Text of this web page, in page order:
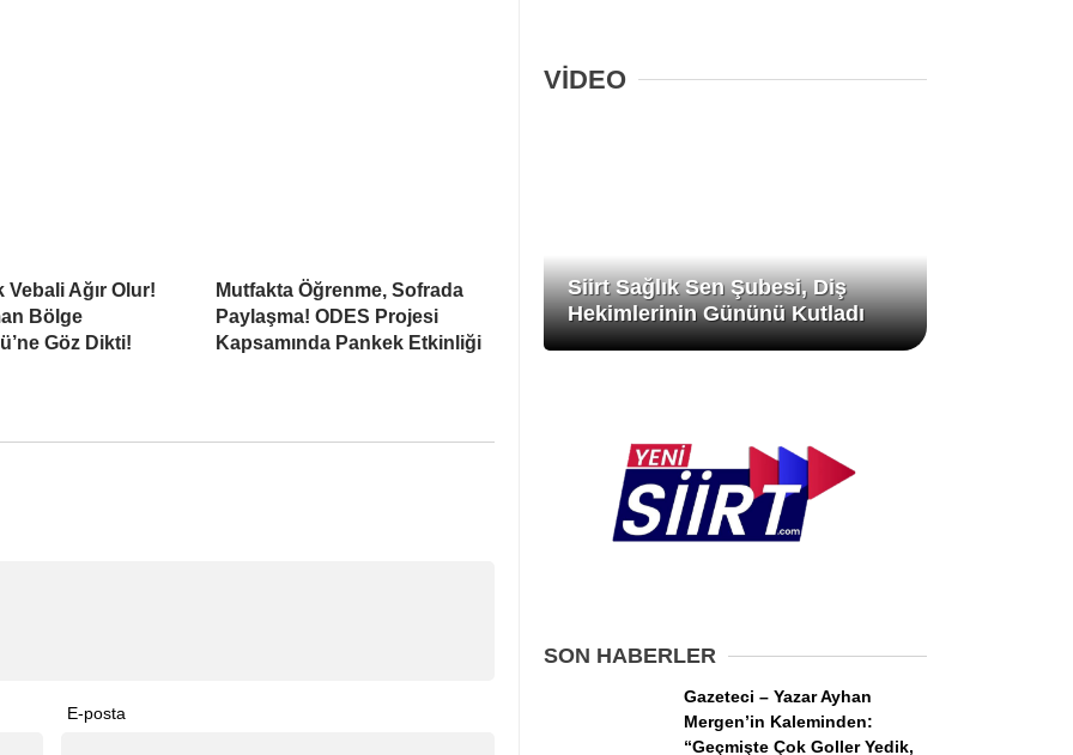
Vebali Ağır Olur!
Bölge
Göz Dikti!
Mutfakta Öğrenme, Sofrada
Paylaşma! ODES Projesi
Kapsamında Pankek Etkinliği
E-posta
VİDEO
Siirt Sağlık Sen Şubesi, Diş
Hekimlerinin Gününü Kutladı
SON HABERLER
Gazeteci – Yazar Ayhan
Mergen’in Kaleminden:
“Geçmişte Çok Goller Yedik,